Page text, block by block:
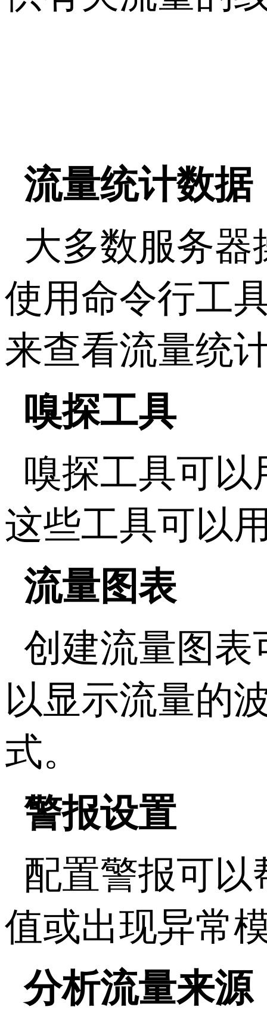
流量统计数据
大多数服务
使用命令行工
来查看流量统
嗅探工具
嗅探工具可
这些工具可以
流量图表
创建流量图表
以显示流量的
式。
警报设置
配置警报可
值或出现异常
分析流量来源